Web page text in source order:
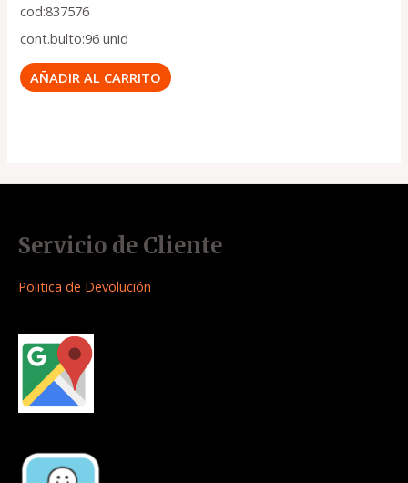
cod:837576
cont.bulto:96 unid
AÑADIR AL CARRITO
Servicio de Cliente
Politica de Devolución